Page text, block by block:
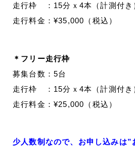
走行枠 ：15分ｘ4本（計測付き
走行料金：¥35,000（税込）
＊フリー走行枠
募集台数：5台
走行枠 ：15分ｘ4本（計測付き
走行料金：¥25,000（税込）
少人数制なので、お申し込みは”